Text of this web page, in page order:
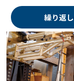
繰り返